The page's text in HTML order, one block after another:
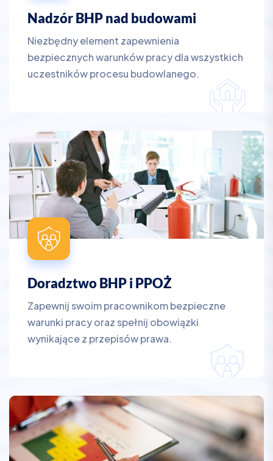
Nadzór BHP nad budowami
Niezbędny element zapewnienia
bezpiecznych warunków pracy dla wszystkich
uczestników procesu budowlanego.
Doradztwo BHP i PPOŻ
Zapewnij swoim pracownikom bezpieczne
warunki pracy oraz spełnij obowiązki
wynikające z przepisów prawa.